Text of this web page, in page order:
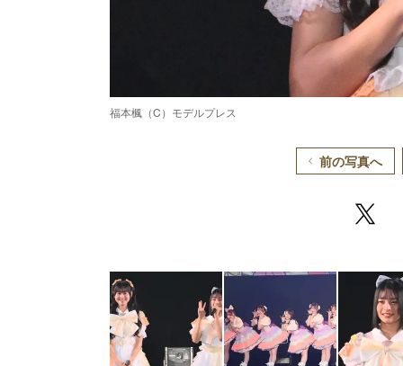
福本楓（C）モデルプレス
前の写真へ